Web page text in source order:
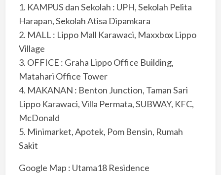
1. KAMPUS dan Sekolah : UPH, Sekolah Pelita
Harapan, Sekolah Atisa Dipamkara
2. MALL : Lippo Mall Karawaci, Maxxbox Lippo
Village
3. OFFICE : Graha Lippo Office Building,
Matahari Office Tower
4. MAKANAN : Benton Junction, Taman Sari
Lippo Karawaci, Villa Permata, SUBWAY, KFC,
McDonald
5. Minimarket, Apotek, Pom Bensin, Rumah
Sakit
Google Map : Utama18 Residence